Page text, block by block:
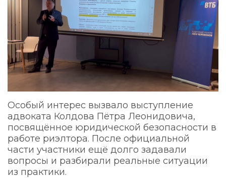
Особый интерес вызвало выступление
адвоката Колдова Пётра Леонидовича,
посвящённое юридической безопасности в
работе риэлтора. После официальной
части участники ещё долго задавали
вопросы и разбирали реальные ситуации
из практики.